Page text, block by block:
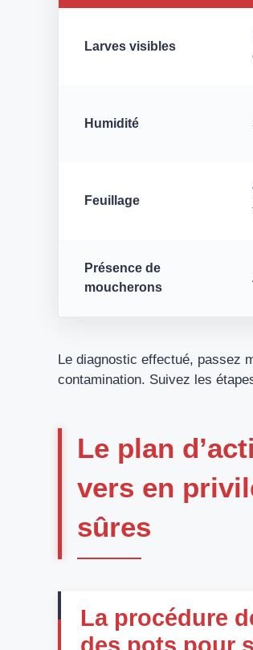
Larves visibles
Humidité
Feuillage
Présence de
moucherons
Le diagnostic effectué, passez
contamination. Suivez les
Le plan
vers en
sûres
La procédure